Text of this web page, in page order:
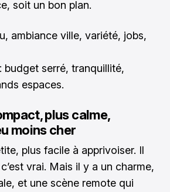
soit un bon plan.
ambiance ville, variété, jobs,
budget serré, tranquillité,
espaces.
plus calme,
moins cher
plus facile à apprivoiser. Il
vrai. Mais il y a un charme,
et une scène remote qui